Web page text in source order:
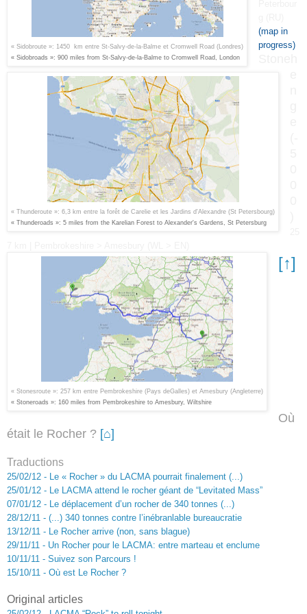
« Sidobroute »: 1450 km entre St-Salvy-de- la-Balme et Cromwell Road ( Londres)
« Sidobroads »: 900 miles from St-Salvy-de-la-Balme to Cromwell Road , London
(map in
progress)
« Thunderoute »: 6,3 km entre la forêt de Carelie et les Jardins d'Alexandre (St Petersbourg)
« Thunderoads »: 5 miles from the Karelian Forest to Alexander's Gardens , St Petersburg
« Stonesroute »: 257 km entre Pembrokeshire (Pays deGalles) et Amesbury (Angleterre)
« Stoneroads »: 160 miles from Pembrokeshire to Amesbury, Wiltshire
[↑]
Où
était le Rocher ? [⌂]
Traductions
25/02/12 - Le « Rocher » du LACMA pourrait finalement (...)
25/01/12 - Le LACMA attend le rocher géant de “Levitated Mass”
07/01/12 - Le déplacement d’un rocher de 340 tonnes ( ...)
28/12/11 - (...) 340 tonnes contre l’inébranlable bureaucratie
13/12/11 - Le Rocher arrive (non, sans blague)
29/11/11 - Un Rocher pour le LACMA: entre marteau et enclume
10/11/1 1 - Suivez son Parcours !
15/10/11 - Où est Le Rocher ?
Original articles